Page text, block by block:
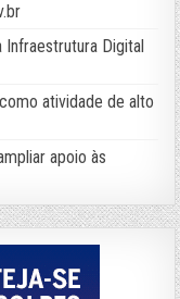
Digital
atividade de alto
apoio às